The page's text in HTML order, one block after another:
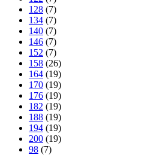
128 (7)
134 (7)
140 (7)
146 (7)
152 (7)
158 (26)
164 (19)
170 (19)
176 (19)
182 (19)
188 (19)
194 (19)
200 (19)
98 (7)